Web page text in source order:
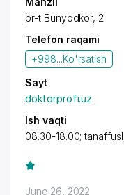
pr-t Bunyodkor, 2
Telefon raqami
+998...Ko'rsatish
Sayt
doktorprofi.uz
Ish vaqti
08.30-18.00;
June 26, 2022